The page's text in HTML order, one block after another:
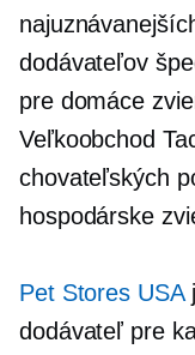
dodávateľov
pre domáce
Veľkoobchod
chovateľských
hospodárske
Pet Stores USA
dodávateľ pre